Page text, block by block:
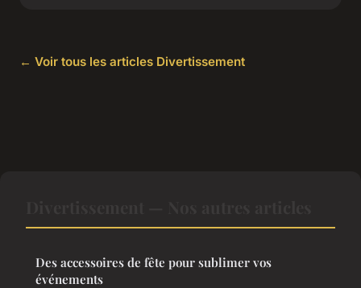
← Voir tous les articles Divertissement
Des accessoires de fête pour sublimer vos
événements